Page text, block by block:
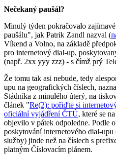
Nečekaný paušál?
Minulý týden pokračovalo
paušálu", jak Patrik Zandl nazval (
Víkend a Volno, na základě
pro internetový dial-up,
(např. 2xx yyy zzz) - s čímž prý
Že tomu tak asi nebude, tedy
upu na geografických číslech,
Stádníka z minulého úterý, na
článek "Re(2): pořiďte si
oficiální vyjádření ČTÚ, které se
objevilo v pátek odpoledne. Podle
poskytování internetového dial-
služby) jinde než na číslech s
platným Číslovacím plánem.